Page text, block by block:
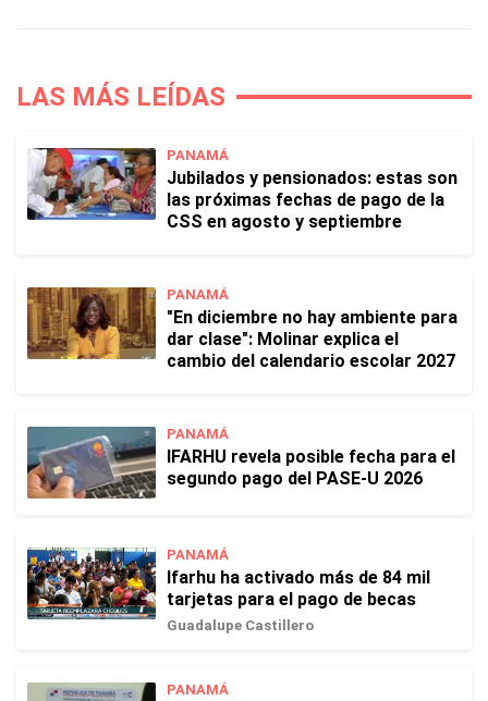
LAS MÁS LEÍDAS
PANAMÁ
Jubilados y pensionados: estas son
las próximas fechas de pago de la
CSS en agosto y septiembre
PANAMÁ
"En diciembre no hay ambiente para
dar clase": Molinar explica el
cambio del calendario escolar 2027
PANAMÁ
IFARHU revela posible fecha para el
segundo pago del PASE-U 2026
PANAMÁ
Ifarhu ha activado más de 84 mil
tarjetas para el pago de becas
Guadalupe Castillero
PANAMÁ